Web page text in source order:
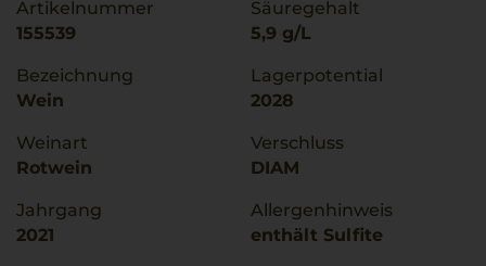
Artikelnummer
155539
Bezeichnung
Wein
Weinart
Rotwein
Jahrgang
2021
Säuregehalt
5,9 g/L
Lagerpotential
2028
Verschluss
DIAM
Allergenhinweis
enthält Sulfite